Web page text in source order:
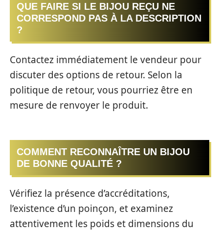
QUE FAIRE SI LE BIJOU REÇU NE
CORRESPOND PAS À LA DESCRIPTION
?
Contactez immédiatement le vendeur pour
discuter des options de retour. Selon la
politique de retour, vous pourriez être en
mesure de renvoyer le produit.
COMMENT RECONNAÎTRE UN BIJOU
DE BONNE QUALITÉ ?
Vérifiez la présence d’accréditations,
l’existence d’un poinçon, et examinez
attentivement les poids et dimensions du